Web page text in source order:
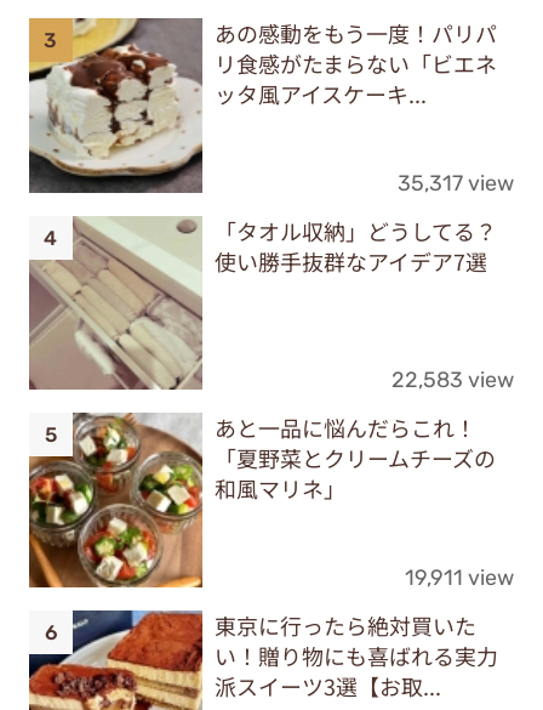
あの感動をもう一度！パリパ
リ食感がたまらない「ビエネ
ッタ風アイスケーキ...
35,317 view
「タオル収納」どうしてる？
使い勝手抜群なアイデア7選
22,583 view
あと一品に悩んだらこれ！
「夏野菜とクリームチーズの
和風マリネ」
19,911 view
東京に行ったら絶対買いた
い！贈り物にも喜ばれる実力
派スイーツ3選【お取...